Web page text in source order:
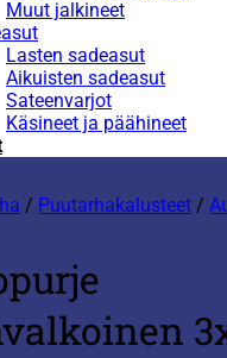
Muut jalkineet
Lasten sadeasut
Aikuisten sadeasut
Sateenvarjot
Käsineet ja päähineet
/ Puutarhakalusteet /